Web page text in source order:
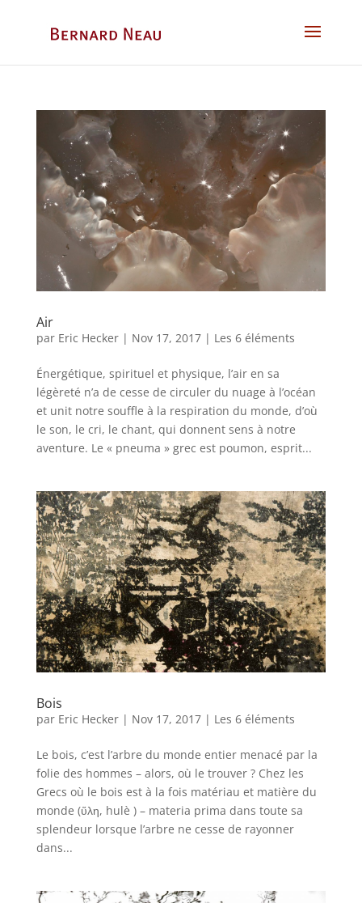
Air
par Eric Hecker| Nov 17, 2017| Les 6 éléments
Énergétique, spirituel et physique, l’air en sa
légèreté n’a de cesse de circuler du nuage à l’océan
et unit notre souffle à la respiration du monde, d’où
le son, le cri, le chant, qui donnent sens à notre
aventure. Le « pneuma » grec est poumon, esprit...
Bois
par Eric Hecker| Nov 17, 2017| Les 6 éléments
Le bois, c’est l’arbre du monde entier menacé par la
folie des hommes – alors, où le trouver ? Chez les
Grecs où le bois est à la fois matériau et matière du
monde (ὕλη, hulè ) – materia prima dans toute sa
splendeur lorsque l’arbre ne cesse de rayonner
dans...